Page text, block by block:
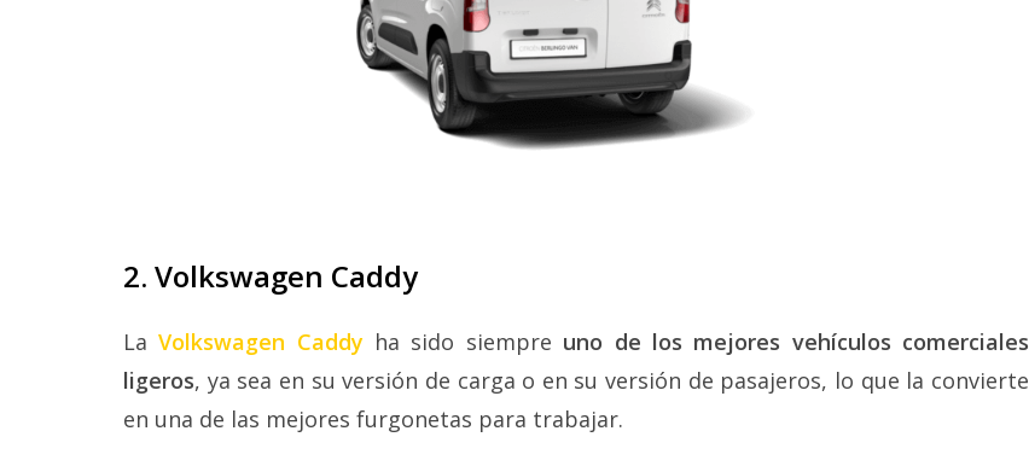
2. Volkswagen Caddy
LaVolkswagen Caddy ha sido siempre uno de los mejores vehículos comerciales
ligeros, ya sea en su versión de carga o en su versión de pasajeros, lo que la convierte
en una de las mejores furgonetas para trabajar.